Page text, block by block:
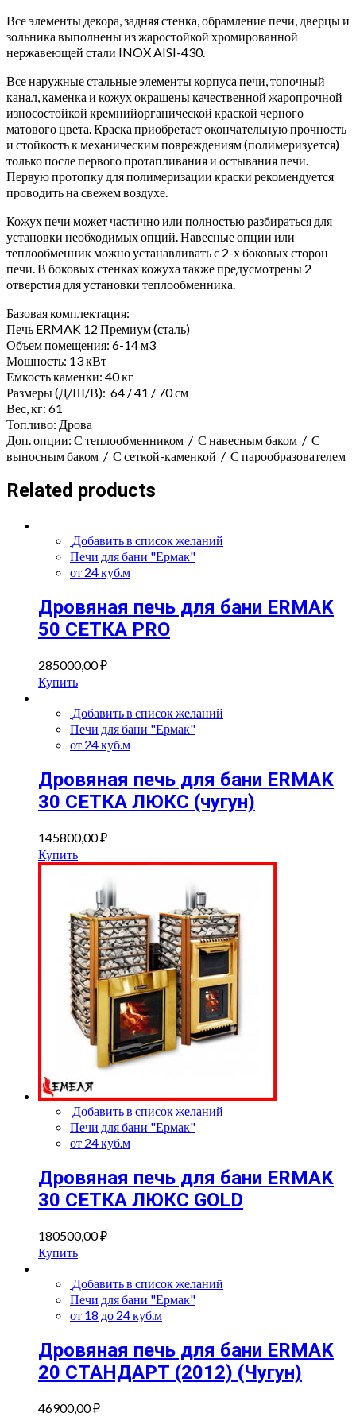
Все элементы декора, задняя стенка, обрамление печи, дверцы и
зольника выполнены из жаростойкой хромированной
нержавеющей стали INOX AISI-430.
Все наружные стальные элементы корпуса печи, топочный
канал, каменка и кожух окрашены качественной жаропрочной
износостойкой кремнийорганической краской черного
матового цвета. Краска приобретает окончательную прочность
и стойкость к механическим повреждениям (полимеризуется)
только после первого протапливания и остывания печи.
Первую протопку для полимеризации краски рекомендуется
проводить на свежем воздухе.
Кожух печи может частично или полностью разбираться для
установки необходимых опций. Навесные опции или
теплообменник можно устанавливать с 2-х боковых сторон
печи. В боковых стенках кожуха также предусмотрены 2
отверстия для установки теплообменника.
Базовая комплектация:
Печь ERMAK 12 Премиум (сталь)
Объем помещения: 6-14 м3
Мощность: 13 кВт
Емкость каменки: 40 кг
Размеры (Д/Ш/В): 64 / 41 / 70 см
Вес, кг: 61
Топливо: Дрова
Доп. опции: С теплообменником / С навесным баком / С
выносным баком / С сеткой-каменкой / С парообразователем
Related products
Добавить в список желаний
Печи для бани "Ермак"
от 24 куб.м
Дровяная печь для бани ERMAK
50 СЕТКА PRO
285000,00₽
Купить
Добавить в список желаний
Печи для бани "Ермак"
от 24 куб.м
Дровяная печь для бани ERMAK
30 СЕТКА ЛЮКС (чугун)
145800,00₽
Купить
Добавить в список желаний
Печи для бани "Ермак"
от 24 куб.м
Дровяная печь для бани ERMAK
30 СЕТКА ЛЮКС GOLD
180500,00₽
Купить
Добавить в список желаний
Печи для бани "Ермак"
от 18 до 24 куб.м
Дровяная печь для бани ERMAK
20 СТАНДАРТ (2012) (Чугун)
46900,00₽